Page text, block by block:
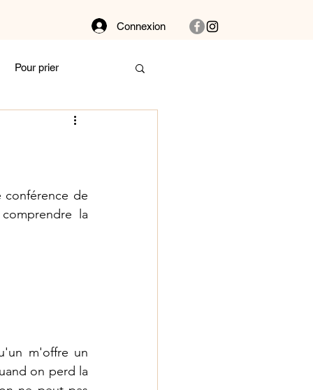
Connexion
Pour prier
Dans la buanderie
de
la
m'offre un
on perd la